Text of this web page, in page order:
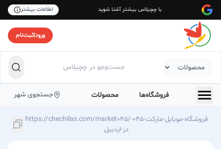
با چچیلاس بیشتر آشنا شوید اطلاعات بیشتر
ورود|ثبت‌نام
فروشگاه‌ها محصولات جستجوی شهر
https://chechilas.com/market045/فروشگاه-موبایل-مارکت-045-
در-اردبیل